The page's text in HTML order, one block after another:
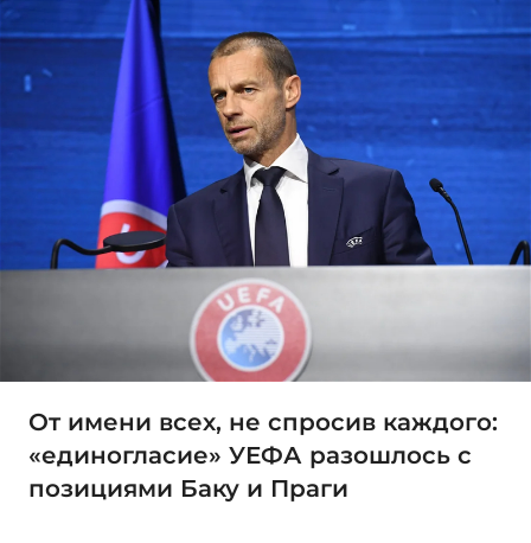
От имени всех, не спросив каждого:
«единогласие» УЕФА разошлось с
позициями Баку и Праги